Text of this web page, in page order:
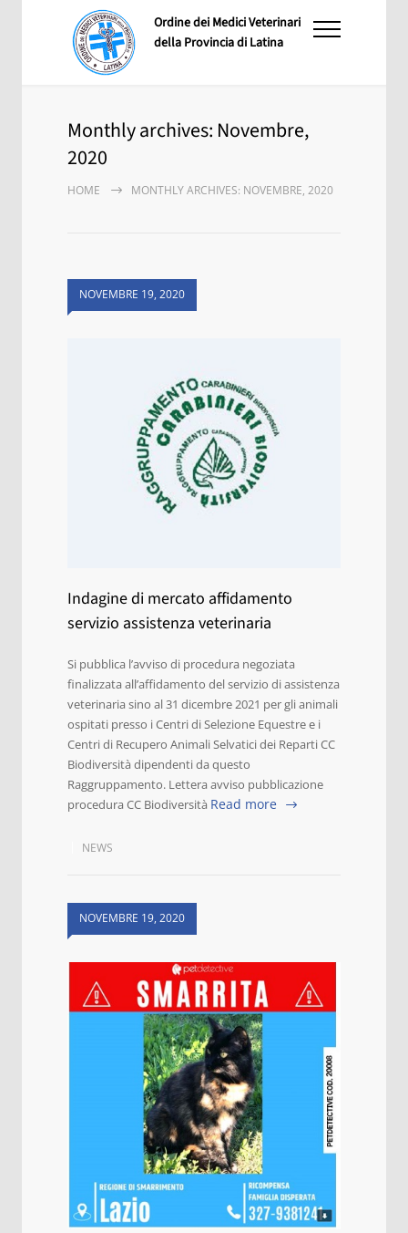
Ordine dei Medici Veterinari
della Provincia di Latina
Monthly archives: Novembre,
2020
HOME MONTHLY ARCHIVES: NOVEMBRE, 2020
NOVEMBRE 19, 2020
Indagine di mercato affidamento
servizio assistenza veterinaria
Si pubblica l’avviso di procedura negoziata
finalizzata all’affidamento del servizio di assistenza
veterinaria sino al 31 dicembre 2021 per gli animali
ospitati presso i Centri di Selezione Equestre e i
Centri di Recupero Animali Selvatici dei Reparti CC
Biodiversità dipendenti da questo
Raggruppamento. Lettera avviso pubblicazione
procedura CC Biodiversità Read more
NEWS
NOVEMBRE 19, 2020